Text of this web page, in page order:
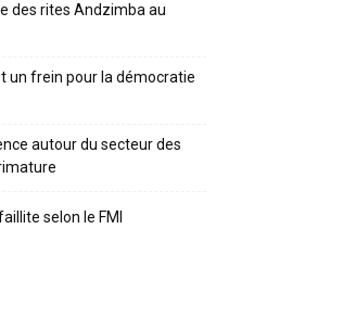
des rites Andzimba au
un frein pour la démocratie
autour du secteur des
selon le FMI